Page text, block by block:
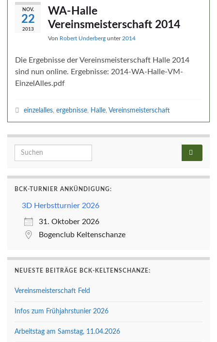
NOV.
22
2013
WA-Halle
Vereinsmeisterschaft 2014
Von Robert Underberg unter 2014
Die Ergebnisse der Vereinsmeisterschaft Halle 2014
sind nun online. Ergebnisse: 2014-WA-Halle-VM-
EinzelAlles.pdf
einzelalles, ergebnisse, Halle, Vereinsmeisterschaft
Search for:
BCK-TURNIER ANKÜNDIGUNG:
3D Herbstturnier 2026
31. Oktober 2026
Bogenclub Keltenschanze
NEUESTE BEITRÄGE BCK-KELTENSCHANZE:
Vereinsmeisterschaft Feld
Infos zum Frühjahrstunier 2026
Arbeitstag am Samstag, 11.04.2026